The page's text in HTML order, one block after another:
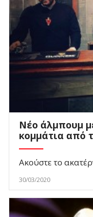
Νέο άλμπουμ
κομμάτια από
Ακούστε το
30/03/2020